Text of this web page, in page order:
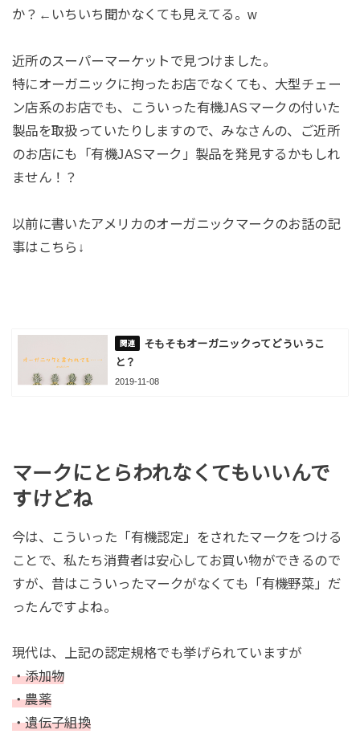
か？←いちいち聞かなくても見えてる。w
近所のスーパーマーケットで見つけました。
特にオーガニックに拘ったお店でなくても、大型チェー
ン店系のお店でも、こういった有機JASマークの付いた
製品を取扱っていたりしますので、みなさんの、ご近所
のお店にも「有機JASマーク」製品を発見するかもしれ
ません！？
以前に書いたアメリカのオーガニックマークのお話の記
事はこちら↓
そもそもオーガニックってどういうこ
と？
2019-11-08
マークにとらわれなくてもいいんで
すけどね
今は、こういった「有機認定」をされたマークをつける
ことで、私たち消費者は安心してお買い物ができるので
すが、昔はこういったマークがなくても「有機野菜」だ
ったんですよね。
現代は、上記の認定規格でも挙げられていますが
・添加物
・農薬
・遺伝子組換